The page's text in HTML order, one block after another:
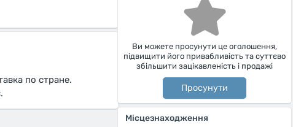
пo стране.
Ви можете просунути це оголошення,
підвищити його привабливість та суттєво
збільшити зацікавленість і продажі
Просунути
Місцезнаходження